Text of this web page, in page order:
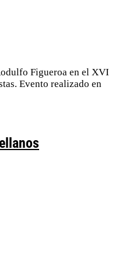
Figueroa en el XVI
Evento realizado en